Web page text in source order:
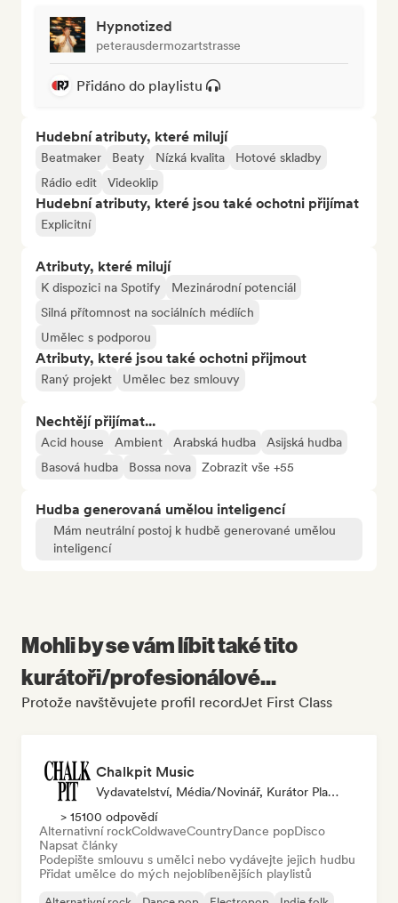
Hypnotized
peterausdermozartstrasse
Přidáno do playlistu
Hudební atributy, které milují
Beatmaker Beaty Nízká kvalita
Hotové skladby
Rádio edit
Videoklip
Hudební atributy, které jsou také ochotni přijímat
Explicitní
Atributy, které milují
K dispozici na Spotify
Mezinárodní potenciál
Silná přítomnost na sociálních médiích
Umělec s podporou
Atributy, které jsou také ochotni přijmout
Raný projekt Umělec bez smlouvy
Nechtějí přijímat...
Acid house Ambient Arabská hudba
Asijská hudba
Basová hudba
Bossa nova Zobrazit vše +55
Hudba generovaná umělou inteligencí
Mám neutrální postoj k hudbě generované umělou
inteligencí
Mohli by se vám líbit také tito
kurátoři/profesionálové...
Protože navštěvujete profil recordJet First Class
Chalkpit Music
Vydavatelství, Média/novinář, Kurátor Playlistu
> 15100 odpovědí
Alternativní rockColdwaveCountryDance popDisco
Napsat články
Podepište smlouvu s umělci nebo vydávejte jejich hudbu
Přidat umělce do mých nejoblíbenějších playlistů